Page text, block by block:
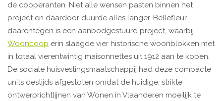
de coöperanten. Niet alle wensen pasten binnen het
project en daardoor duurde alles langer. Bellefleur
daarentegen is een aanbodgestuurd project, waarbij
Wooncoop erin slaagde vier historische woonblokken met
in totaal vierentwintig maisonnettes uit 1912 aan te kopen.
De sociale huisvestingsmaatschappij had deze compacte
units destijds afgestoten omdat de huidige, strikte
ontwerprichtlijnen van Wonen in Vlaanderen moeilijk te